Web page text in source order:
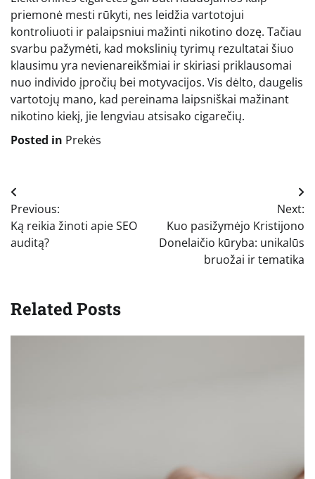
priemonė mesti rūkyti, nes leidžia vartotojui
kontroliuoti ir palaipsniui mažinti nikotino dozę. Tačiau
svarbu pažymėti, kad mokslinių tyrimų rezultatai šiuo
klausimu yra nevienareikšmiai ir skiriasi priklausomai
nuo individo įpročių bei motyvacijos. Vis dėlto, daugelis
vartotojų mano, kad pereinama laipsniškai mažinant
nikotino kiekį, jie lengviau atsisako cigarečių.
Posted in Prekės
Navigacija
tarp
įrašų
Previous:
Ką reikia žinoti apie SEO
auditą?
Next:
Kuo pasižymėjo Kristijono
Donelaičio kūryba: unikalūs
bruožai ir tematika
Related Posts